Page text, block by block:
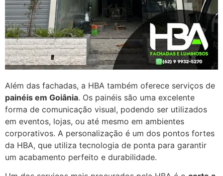
Além das fachadas, a HBA também oferece serviços de
painéis em Goiânia. Os painéis são uma excelente
forma de comunicação visual, podendo ser utilizados
em eventos, lojas, ou até mesmo em ambientes
corporativos. A personalização é um dos pontos fortes
da HBA, que utiliza tecnologia de ponta para garantir
um acabamento perfeito e durabilidade.